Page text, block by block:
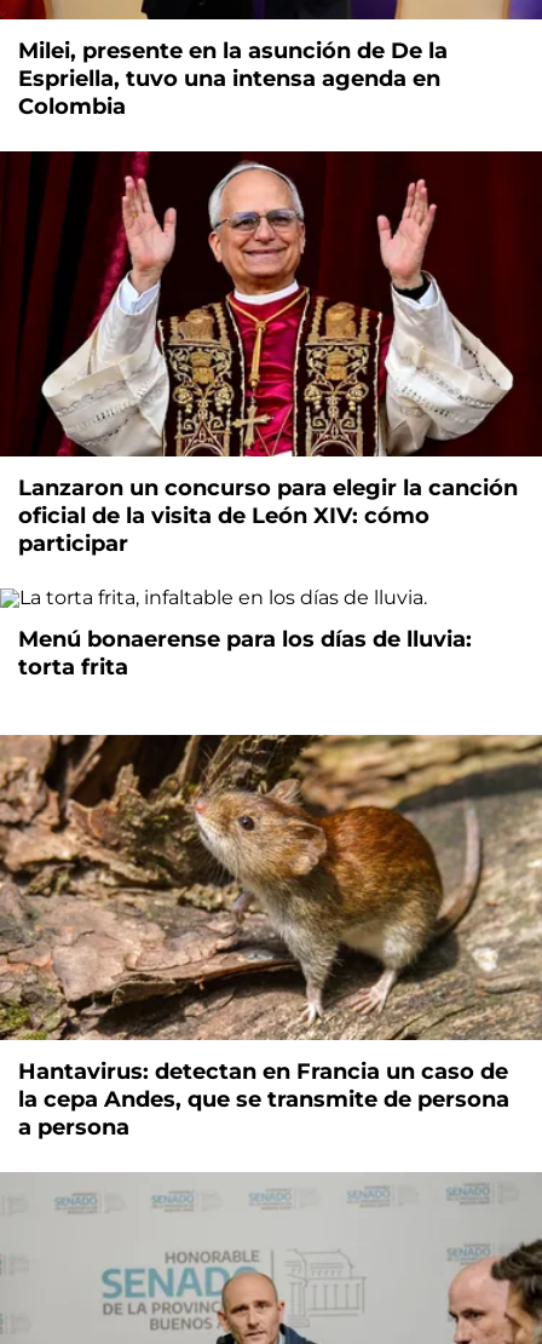
Milei, presente en la asunción de De la
Espriella, tuvo una intensa agenda en
Colombia
Lanzaron un concurso para elegir la canción
oficial de la visita de León XIV: cómo
participar
Menú bonaerense para los días de lluvia:
torta frita
Hantavirus: detectan en Francia un caso de
la cepa Andes, que se transmite de persona
a persona